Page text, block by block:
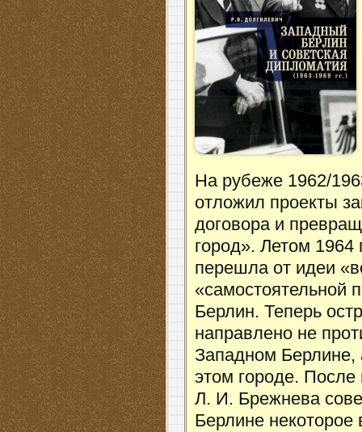
На рубеже 1962/
отложил проекты
договора и
город». Летом 1964
перешла от идеи
«самостоятельной
Берлин. Теперь
направлено не
Западном Берлине,
этом городе.
Л. И. Брежнева
Берлине некоторое